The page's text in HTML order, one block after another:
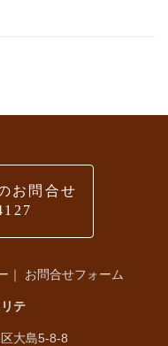
お問合せ
｜ お問合せフォーム
テ
大島5-8-8